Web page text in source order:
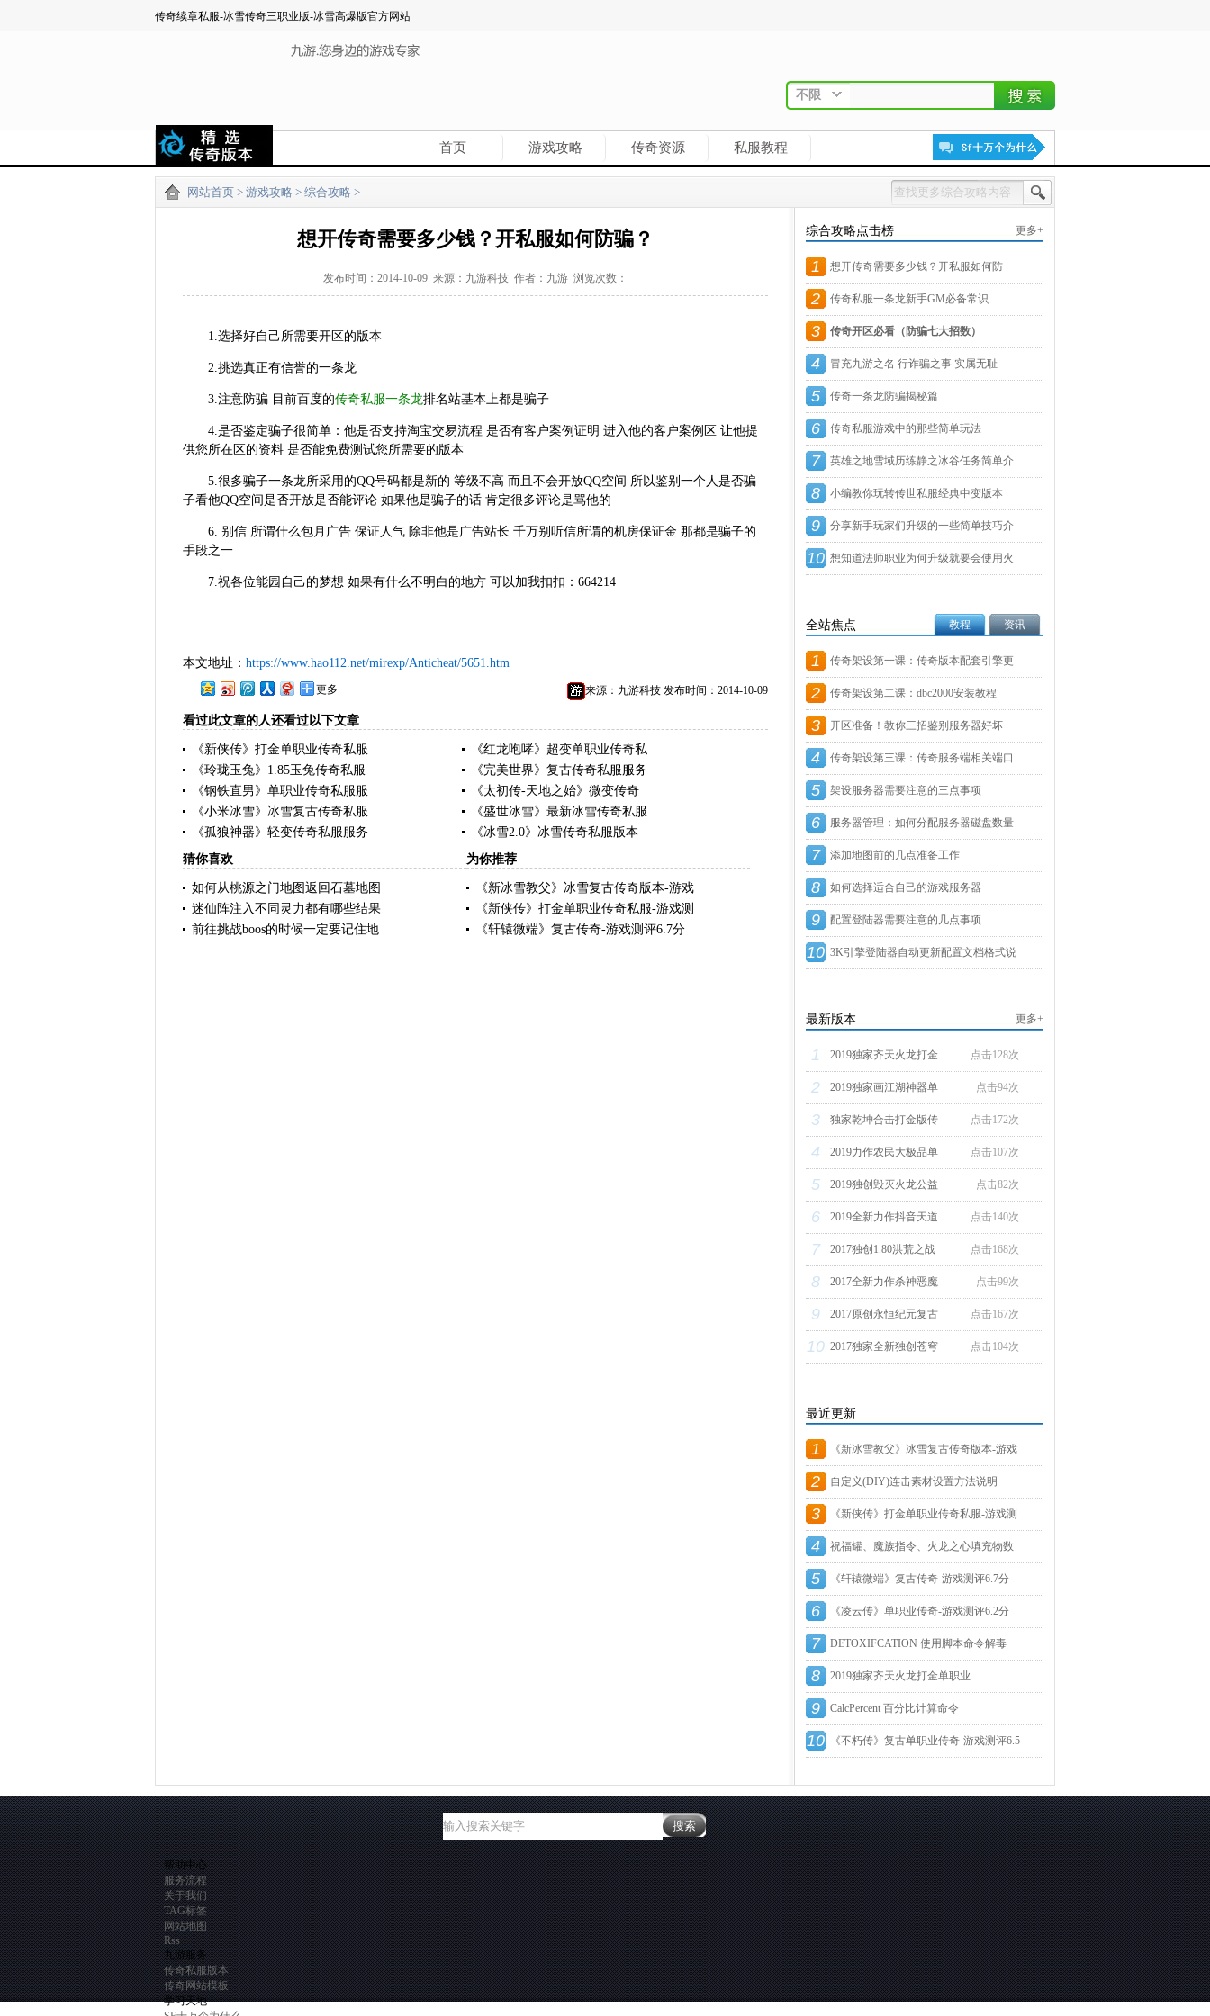
传奇续章私服-冰雪传奇三职业版-冰雪高爆版官方网站
不限
首页 游戏攻略 传奇资源 私服教程
网站首页 > 游戏攻略 > 综合攻略 >
想开传奇需要多少钱？开私服如何防骗？
发布时间：2014-10-09 来源：九游科技 作者：九游 浏览次数：
1.选择好自己所需要开区的版本
2.挑选真正有信誉的一条龙
3.注意防骗 目前百度的传奇私服一条龙排名站基本上都是骗子
4.是否鉴定骗子很简单：他是否支持淘宝交易流程 是否有客户案例证明 进入他的客户案例区 让他提
供您所在区的资料 是否能免费测试您所需要的版本
5.很多骗子一条龙所采用的QQ号码都是新的 等级不高 而且不会开放QQ空间 所以鉴别一个人是否骗
子看他QQ空间是否开放是否能评论 如果他是骗子的话 肯定很多评论是骂他的
6. 别信 所谓什么包月广告 保证人气 除非他是广告站长 千万别听信所谓的机房保证金 那都是骗子的
手段之一
7.祝各位能园自己的梦想 如果有什么不明白的地方 可以加我扣扣：664214
本文地址： https://www.hao112.net/mirexp/Anticheat/5651.htm
来源：九游科技 发布时间：2014-10-09
更多
看过此文章的人还看过以下文章
《新侠传》打金单职业传奇私服
《红龙咆哮》超变单职业传奇私
《玲珑玉兔》1.85玉兔传奇私服
《完美世界》复古传奇私服服务
《钢铁直男》单职业传奇私服服
《太初传-天地之始》微变传奇
《小米冰雪》冰雪复古传奇私服
《盛世冰雪》最新冰雪传奇私服
《孤狼神器》轻变传奇私服服务
《冰雪2.0》冰雪传奇私服版本
猜你喜欢
如何从桃源之门地图返回石墓地图
迷仙阵注入不同灵力都有哪些结果
前往挑战boos的时候一定要记住地
为你推荐
《新冰雪教父》冰雪复古传奇版本-游戏
《新侠传》打金单职业传奇私服-游戏测
《轩辕微端》复古传奇-游戏测评6.7分
综合攻略点击榜 更多+
1 想开传奇需要多少钱？开私服如何防
骗？
2 传奇私服一条龙新手GM必备常识
3 传奇开区必看（防骗七大招数）
4 冒充九游之名 行诈骗之事 实属无耻
5 传奇一条龙防骗揭秘篇
6 传奇私服游戏中的那些简单玩法
7 英雄之地雪域历练静之冰谷任务简单介
绍
8 小编教你玩转传世私服经典中变版本
9 分享新手玩家们升级的一些简单技巧介
绍
10 想知道法师职业为何升级就要会使用火
全站焦点 教程 资讯
1 传奇架设第一课：传奇版本配套引擎更
新
2 传奇架设第二课：dbc2000安装教程
3 开区准备！教你三招鉴别服务器好坏
4 传奇架设第三课：传奇服务端相关端口
设
5 架设服务器需要注意的三点事项
6 服务器管理：如何分配服务器磁盘数量
7 添加地图前的几点准备工作
8 如何选择适合自己的游戏服务器
9 配置登陆器需要注意的几点事项
10 3K引擎登陆器自动更新配置文档格式说
最新版本 更多+
1 点击128次
2019独家齐天火龙打金
2 点击94次
2019独家画江湖神器单
3 点击172次
独家乾坤合击打金版传
4 点击107次
2019力作农民大极品单
5 点击82次
2019独创毁灭火龙公益
6 点击140次
2019全新力作抖音天道
7 点击168次
2017独创1.80洪荒之战
8 点击99次
2017全新力作杀神恶魔
9 点击167次
2017原创永恒纪元复古
10 点击104次
2017独家全新独创苍穹
最近更新
1 《新冰雪教父》冰雪复古传奇版本-游戏
2 自定义(DIY)连击素材设置方法说明
3 《新侠传》打金单职业传奇私服-游戏测
4 祝福罐、魔族指令、火龙之心填充物数
据
5 《轩辕微端》复古传奇-游戏测评6.7分
6 《凌云传》单职业传奇-游戏测评6.2分
7 DETOXIFCATION 使用脚本命令解毒
8 2019独家齐天火龙打金单职业
9 CalcPercent 百分比计算命令
10 《不朽传》复古单职业传奇-游戏测评6.5
帮助中心
服务流程
关于我们
TAG标签
网站地图
Rss
九游服务
传奇私服版本
传奇网站模板
学习天地